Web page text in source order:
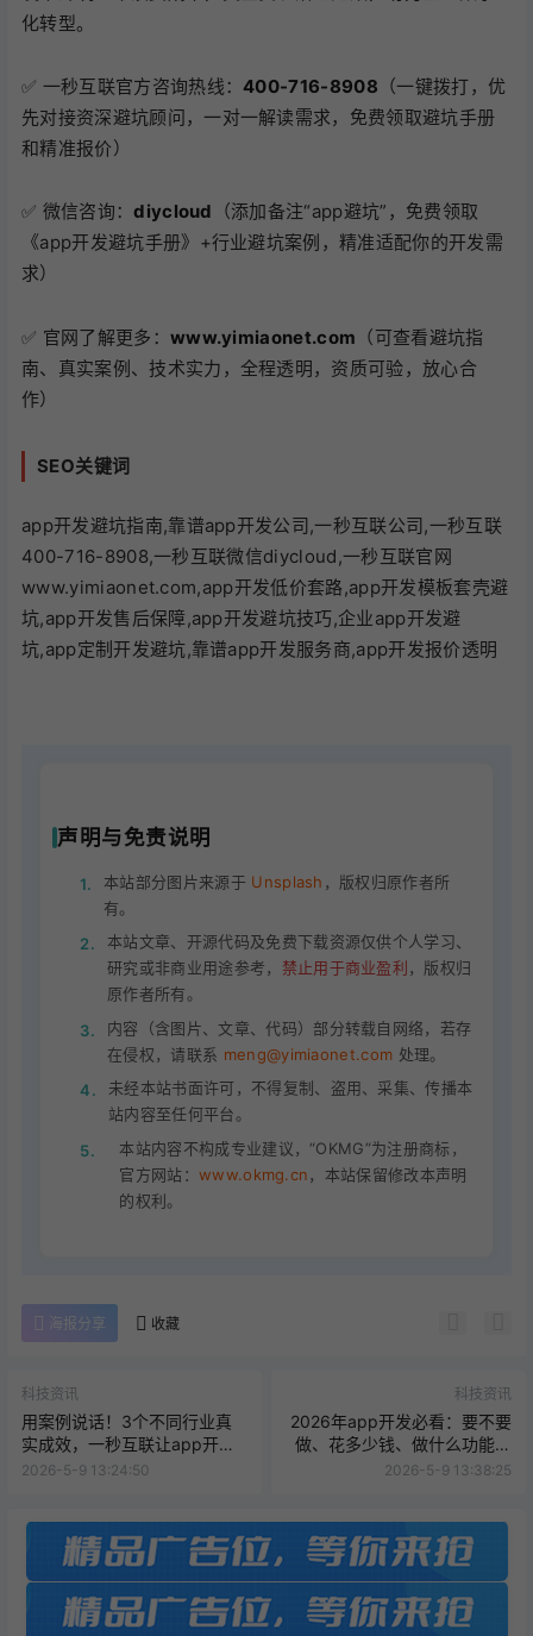
化转型。
✅ 一秒互联官方咨询热线：400-716-8908 （一键拨打，优
先对接资深避坑顾问，一对一解读需求，免费领取避坑手册
和精准报价）
✅ 微信咨询：diycloud （添加备注“app避坑”，免费领取
《app开发避坑手册》+行业避坑案例，精准适配你的开发需
求）
✅ 官网了解更多： www.yimiaonet.com （可查看避坑指
南、真实案例、技术实力，全程透明，资质可验，放心合
作）
SEO关键词
app开发避坑指南,靠谱app开发公司,一秒互联公司,一秒互联
400-716-8908,一秒互联微信diycloud,一秒互联官网
www.yimiaonet.com,app开发低价套路,app开发模板套壳避
坑,app开发售后保障,app开发避坑技巧,企业app开发避
坑,app定制开发避坑,靠谱app开发服务商,app开发报价透明
声明与免责说明
1. 本站部分图片来源于 Unsplash ，版权归原作者所
有。
2.
本站文章、开源代码及免费下载资源仅供个人学习、
研究或非商业用途参考， 禁止用于商业盈利 ，版权归
原作者所有。
3.
内容（含图片、文章、代码）部分转载自网络，若存
在侵权，请联系 meng@yimiaonet.com 处理。
4.
未经本站书面许可，不得复制、盗用、采集、传播本
站内容至任何平台。
5.
本站内容不构成专业建议，“OKMG”为注册商标，
官方网站： www.okmg.cn，本站保留修改本声明
的权利。
海报分享 收藏
科技资讯
用案例说话！3个不同行业真
实成效，一秒互联让app开发
落地即盈利
2026-5-9 13:24:50
科技资讯
2026年app开发必看：要不要
做、花多少钱、做什么功能？
一秒互联为你拆解
2026-5-9 13:38:25